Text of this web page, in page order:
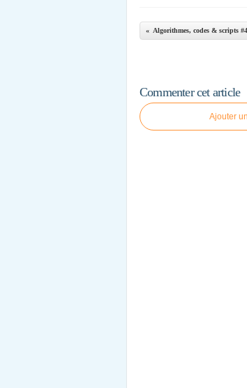
Algorithmes, codes & scripts
Commenter cet article
Ajouter